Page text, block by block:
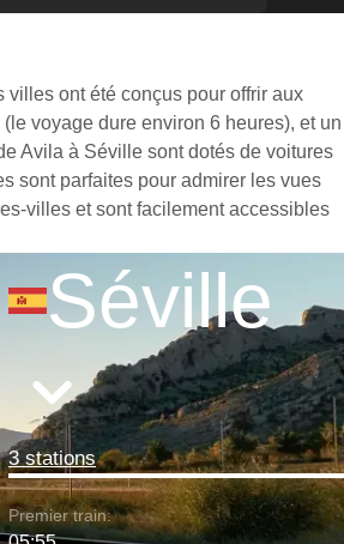
ont été conçus pour offrir aux
voyage dure environ 6 heures), et un
Avila à Séville sont dotés de voitures
sont parfaites pour admirer les vues
villes et sont facilement accessibles
Séville
3 stations
Premier train: